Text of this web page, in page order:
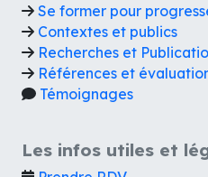
Se former pour
Contextes et publics
Recherches et
Références et
Témoignages
Les infos utiles et